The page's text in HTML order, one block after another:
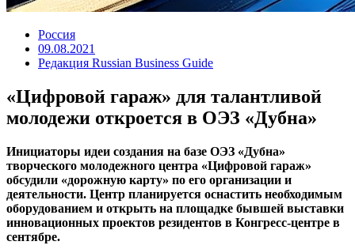
Россия
09.08.2021
Редакция Russian Business Guide
«Цифровой гараж» для талантливой
молодежи откроется в ОЭЗ «Дубна»
Инициаторы идеи создания на базе ОЭЗ «Дубна»
творческого молодежного центра «Цифровой гараж»
обсудили «дорожную карту» по его организации и
деятельности. Центр планируется оснастить необходимым
оборудованием и открыть на площадке бывшей выставки
инновационных проектов резидентов в Конгресс-центре в
сентябре.